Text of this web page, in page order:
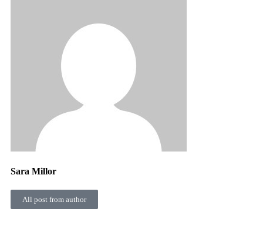
Sara Millor
All post from author